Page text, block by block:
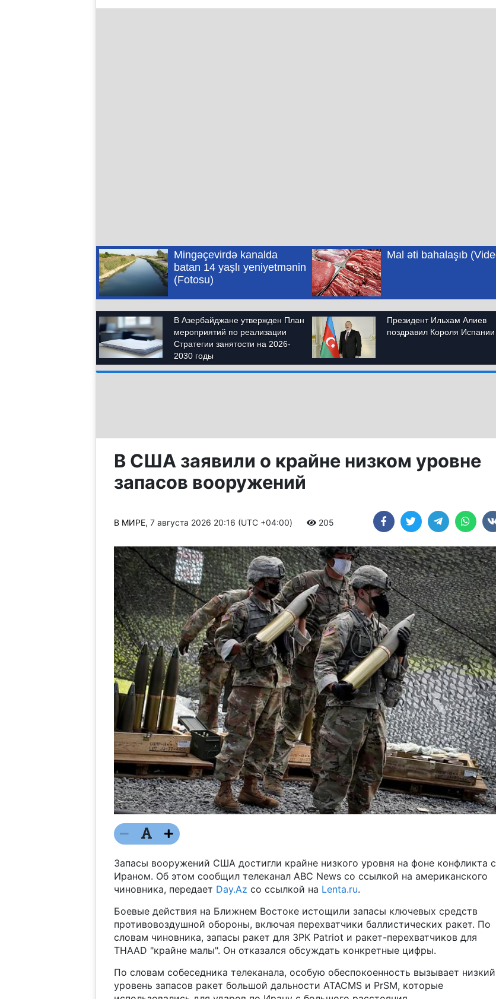
В США заявили о крайне низком уровне
запасов вооружений
В МИРЕ, 7 августа 2026 20:16 (UTC +04:00) 205
Запасы вооружений США достигли крайне низкого уровня на фоне конфликта с
Ираном. Об этом сообщил телеканал ABC News со ссылкой на американского
чиновника, передает Day.Az со ссылкой на Lenta.ru.
Боевые действия на Ближнем Востоке истощили запасы ключевых средств
противовоздушной обороны, включая перехватчики баллистических ракет. По
словам чиновника, запасы ракет для ЗРК Patriot и ракет-перехватчиков для
THAAD "крайне малы". Он отказался обсуждать конкретные цифры.
По словам собеседника телеканала, особую обеспокоенность вызывает низкий
уровень запасов ракет большой дальности ATACMS и PrSM, которые